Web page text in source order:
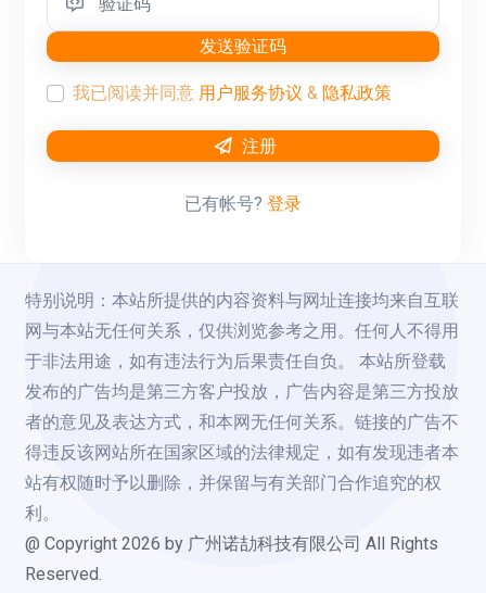
发送验证码
我已阅读并同意 用户服务协议 & 隐私政策
注册
已有帐号? 登录
特别说明：本站所提供的内容资料与网址连接均来自互联
网与本站无任何关系，仅供浏览参考之用。任何人不得用
于非法用途，如有违法行为后果责任自负。 本站所登载
发布的广告均是第三方客户投放，广告内容是第三方投放
者的意见及表达方式，和本网无任何关系。链接的广告不
得违反该网站所在国家区域的法律规定，如有发现违者本
站有权随时予以删除，并保留与有关部门合作追究的权
利。
@ Copyright2026 by 广州诺劼科技有限公司 All Rights
Reserved.